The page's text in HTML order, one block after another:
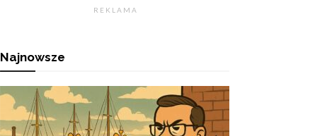
R E K L A M A
Najnowsze